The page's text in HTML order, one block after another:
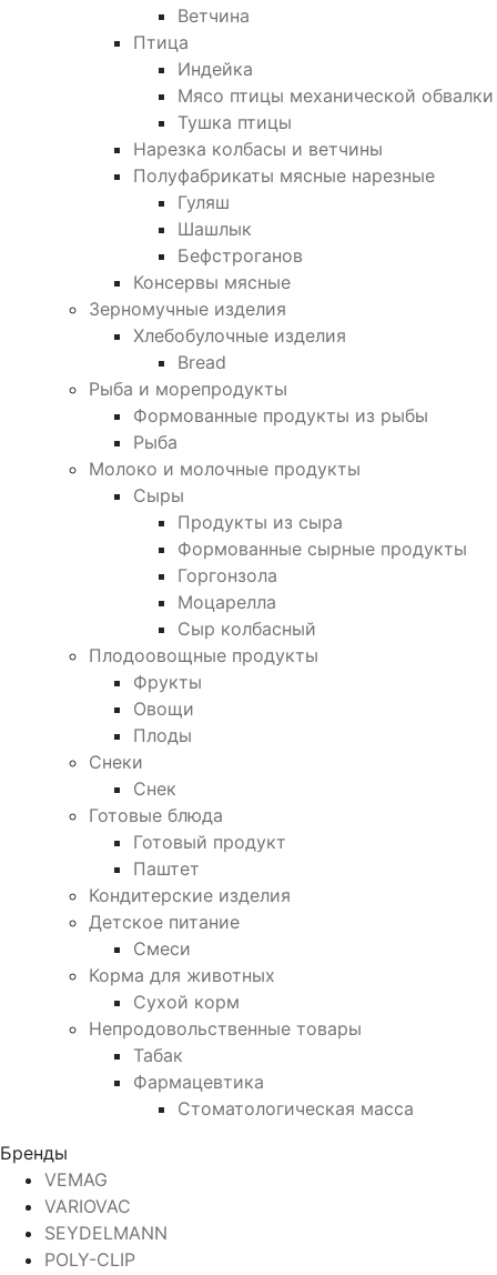
Ветчина
Птица
Индейка
Мясо птицы механической обвалки
Тушка птицы
Нарезка колбасы и ветчины
Полуфабрикаты мясные нарезные
Гуляш
Шашлык
Бефстроганов
Консервы мясные
Зерномучные изделия
Хлебобулочные изделия
Bread
Рыба и морепродукты
Формованные продукты из рыбы
Рыба
Молоко и молочные продукты
Сыры
Продукты из сыра
Формованные сырные продукты
Горгонзола
Моцарелла
Сыр колбасный
Плодоовощные продукты
Фрукты
Овощи
Плоды
Снеки
Снек
Готовые блюда
Готовый продукт
Паштет
Кондитерские изделия
Детское питание
Смеси
Корма для животных
Сухой корм
Непродовольственные товары
Табак
Фармацевтика
Стоматологическая масса
Бренды
VEMAG
VARIOVAC
SEYDELMANN
POLY-CLIP